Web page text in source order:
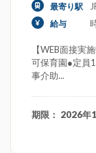
最寄り駅
給与
【WEB面接実
可保育園●定員
事介助...
期限： 2026年